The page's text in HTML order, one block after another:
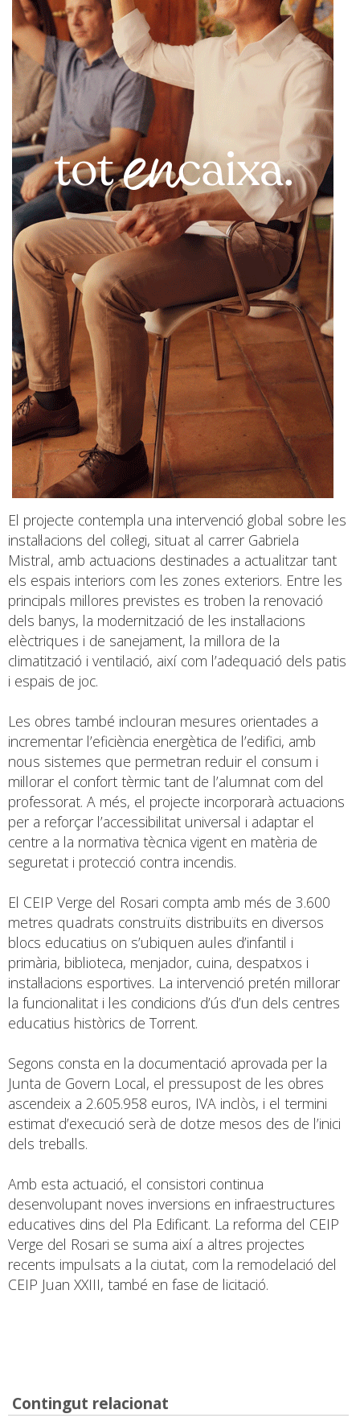
El projecte contempla una intervenció global sobre les
instal·lacions del col·legi, situat al carrer Gabriela
Mistral, amb actuacions destinades a actualitzar tant
els espais interiors com les zones exteriors. Entre les
principals millores previstes es troben la renovació
dels banys, la modernització de les instal·lacions
elèctriques i de sanejament, la millora de la
climatització i ventilació, així com l’adequació dels patis
i espais de joc.
Les obres també inclouran mesures orientades a
incrementar l’eficiència energètica de l’edifici, amb
nous sistemes que permetran reduir el consum i
millorar el confort tèrmic tant de l’alumnat com del
professorat. A més, el projecte incorporarà actuacions
per a reforçar l’accessibilitat universal i adaptar el
centre a la normativa tècnica vigent en matèria de
seguretat i protecció contra incendis.
El CEIP Verge del Rosari compta amb més de 3.600
metres quadrats construïts distribuïts en diversos
blocs educatius on s’ubiquen aules d’infantil i
primària, biblioteca, menjador, cuina, despatxos i
instal·lacions esportives. La intervenció pretén millorar
la funcionalitat i les condicions d’ús d’un dels centres
educatius històrics de Torrent.
Segons consta en la documentació aprovada per la
Junta de Govern Local, el pressupost de les obres
ascendeix a 2.605.958 euros, IVA inclòs, i el termini
estimat d’execució serà de dotze mesos des de l’inici
dels treballs.
Amb esta actuació, el consistori continua
desenvolupant noves inversions en infraestructures
educatives dins del Pla Edificant. La reforma del CEIP
Verge del Rosari se suma així a altres projectes
recents impulsats a la ciutat, com la remodelació del
CEIP Juan XXIII, també en fase de licitació.
Contingut relacionat